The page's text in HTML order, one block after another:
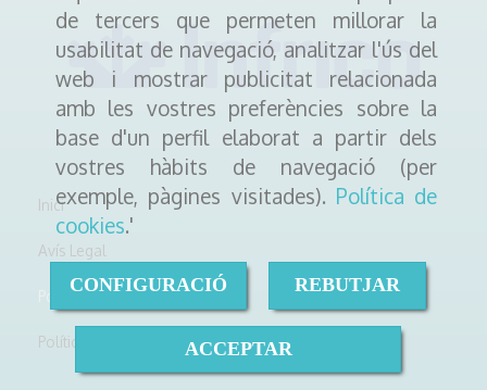
de tercers que permeten millorar la
usabilitat de navegació, analitzar l'ús del
web i mostrar publicitat relacionada
amb les vostres preferències sobre la
base d'un perfil elaborat a partir dels
vostres hàbits de navegació (per
exemple, pàgines visitades). Política de
cookies.'
CONFIGURACIÓ REBUTJAR
ACCEPTAR
Inici
Avís Legal
Política de cookies
Política de Privacitat